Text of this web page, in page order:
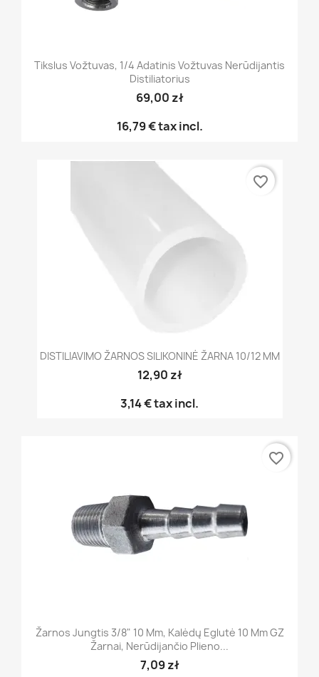
Tikslus Vožtuvas, 1/4 Adatinis Vožtuvas Nerūdijantis
Distiliatorius
69,00 zł
16,79 €tax incl.
DISTILIAVIMO ŽARNOS SILIKONINĖ ŽARNA 10/12 MM
12,90 zł
3,14 €tax incl.
favorite_border
Žarnos Jungtis 3/8" 10 Mm, Kalėdų Eglutė 10 Mm GZ
Žarnai, Nerūdijančio Plieno...
7,09 zł
favorite_border